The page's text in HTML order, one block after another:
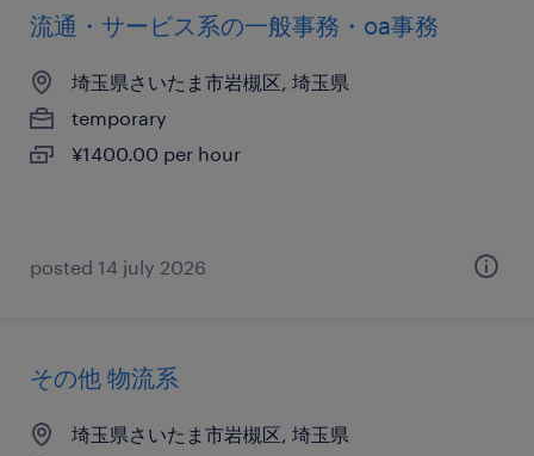
流通・サービス系の一般事務・oa事務
埼玉県さいたま市岩槻区, 埼玉県
temporary
¥1400.00 per hour
posted 14 july 2026
その他 物流系
埼玉県さいたま市岩槻区, 埼玉県